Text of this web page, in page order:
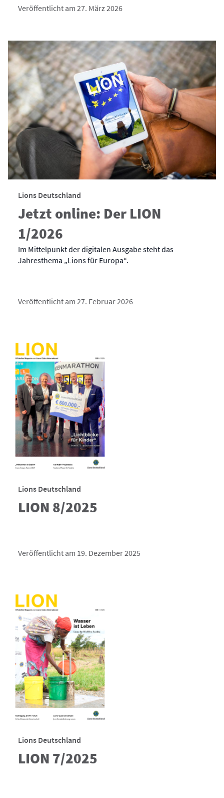
Veröffentlicht am 27. März 2026
Lions Deutschland
Jetzt online: Der LION
1/2026
Im Mittelpunkt der digitalen Ausgabe steht das
Jahresthema „Lions für Europa“.
Veröffentlicht am 27. Februar 2026
Lions Deutschland
LION 8/2025
Veröffentlicht am 19. Dezember 2025
Lions Deutschland
LION 7/2025